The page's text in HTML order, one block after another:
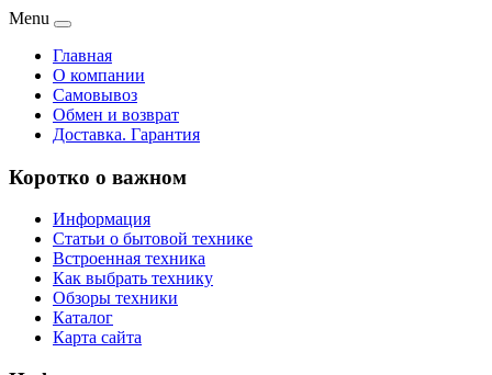
Menu
Главная
О компании
Самовывоз
Обмен и возврат
Доставка. Гарантия
Коротко о важном
Информация
Статьи о бытовой технике
Встроенная техника
Как выбрать технику
Обзоры техники
Каталог
Карта сайта